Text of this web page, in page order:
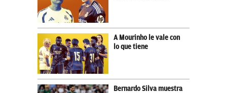
A Mourinho le vale con
lo que tiene
Bernardo Silva muestra